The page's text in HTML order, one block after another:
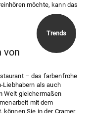
möchte, kann das
von
– das farbenfrohe
Liebhabern als auch
Welt gleichermaßen
mit dem
Sie in der Cramer